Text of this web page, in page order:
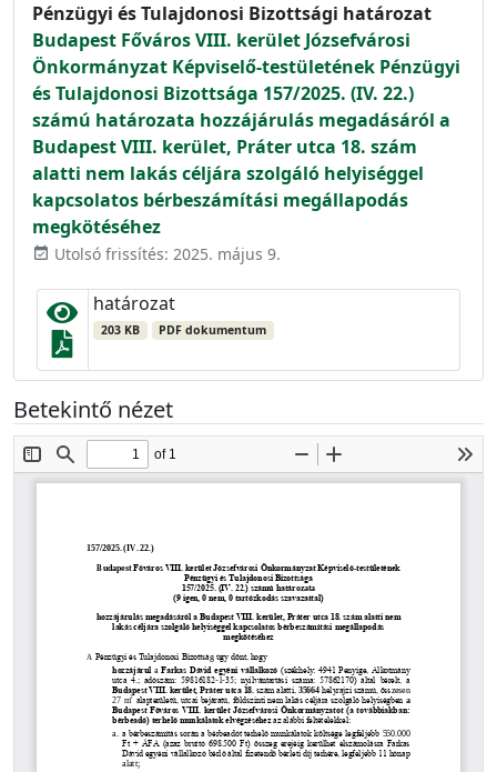
Pénzügyi és Tulajdonosi Bizottsági határozat
Budapest Főváros VIII. kerület Józsefvárosi
Önkormányzat Képviselő-testületének Pénzügyi
és Tulajdonosi Bizottsága 157/2025. (IV. 22.)
számú határozata hozzájárulás megadásáról a
Budapest VIII. kerület, Práter utca 18. szám
alatti nem lakás céljára szolgáló helyiséggel
kapcsolatos bérbeszámítási megállapodás
megkötéséhez
event_available Utolsó frissítés: 2025. május 9.
határozat
203 KB PDF dokumentum
Betekintő nézet